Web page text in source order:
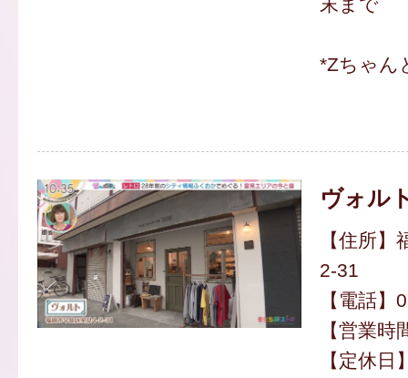
*Zちゃん
ヴォル
【住所
2-31
【電話
【営業
【定休日